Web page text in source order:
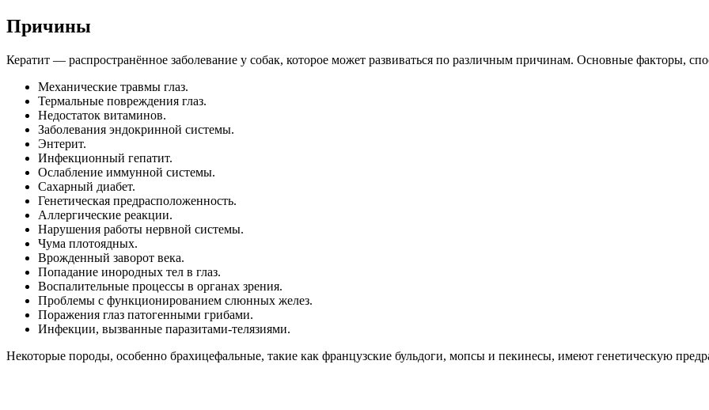
Причины
Кератит — распространённое заболевание у собак, которое может развиваться по различным причинам. Основные факторы,
Механические травмы глаз.
Термальные повреждения глаз.
Недостаток витаминов.
Заболевания эндокринной системы.
Энтерит.
Инфекционный гепатит.
Ослабление иммунной системы.
Сахарный диабет.
Генетическая предрасположенность.
Аллергические реакции.
Нарушения работы нервной системы.
Чума плотоядных.
Врожденный заворот века.
Попадание инородных тел в глаз.
Воспалительные процессы в органах зрения.
Проблемы с функционированием слюнных желез.
Поражения глаз патогенными грибами.
Инфекции, вызванные паразитами-телязиями.
Некоторые породы, особенно брахицефальные, такие как французские бульдоги, мопсы и пекинесы, имеют генетическую